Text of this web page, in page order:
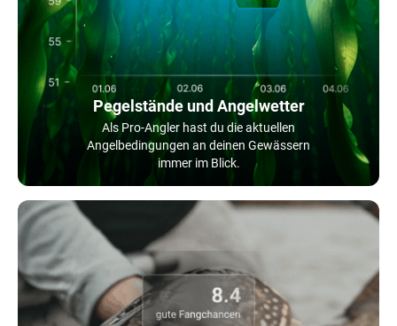
Pegelstände und Angelwetter
Als Pro-Angler hast du die aktuellen
Angelbedingungen an deinen Gewässern
immer im Blick.